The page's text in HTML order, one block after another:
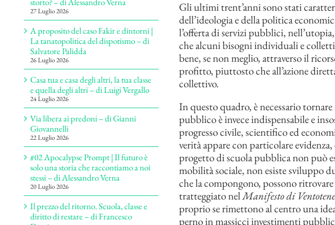
Gli ultimi trent’anni sono stati
dell’ideologia e della politica
l’offerta di servizi pubblici,
che alcuni bisogni individuali e
bene, se non meglio, attraverso il
profitto, piuttosto che all’azione
collettivo.
In questo quadro, è necessario
pubblico è invece indispensabile e
progresso civile, scientifico ed
verità appare con particolare
progetto di scuola pubblica non può
mobilità sociale, non esiste sviluppo
che la compongono, possono
tratteggiato nelManifesto di Ventotene
proprio se rimettono al centro una
perno in massicci investimenti
27 Luglio 2026
A proposito del caso Fakir e dintorni |
La tanatopolitica del dispotismo – di
Salvatore Palidda
26 Luglio 2026
Casa tua e casa degli altri, la tua classe
e quella degli altri – di Luigi Vergallo
24 Luglio 2026
Via libera ai predoni – di Gianni
Giovannelli
22 Luglio 2026
#02 Apocalypse Prompt | Il futuro è
solo una storia che raccontiamo a noi
stessi – di Alessandro Verna
20 Luglio 2026
Il prezzo del ritorno. Scuola, classe e
diritto di restare – di Francesco